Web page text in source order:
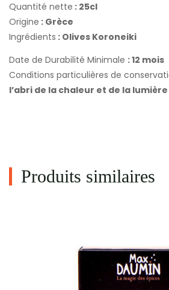
Quantité nette : 25cl
Origine : Grèce
Ingrédients : Olives Koroneiki
Date de Durabilité Minimale : 12 mois
Conditions particulières de
l’abri de la chaleur et de la lumière
Produits similaires